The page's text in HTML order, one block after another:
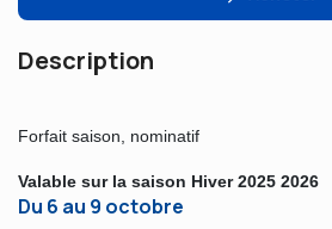
Description
Forfait saison, nominatif
Valable sur la saison Hiver 2025 2026
Du 6 au 9 octobre